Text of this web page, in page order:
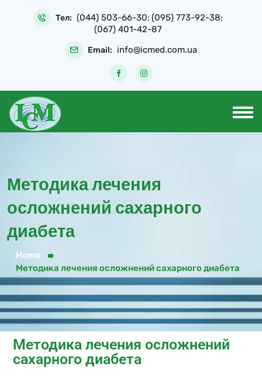
Тел: (044) 503-66-30; (095) 773-92-38;
(067) 401-42-87
Email: info@icmed.com.ua
Методика лечения
осложнений сахарного
диабета
Home
Методика лечения осложнений сахарного диабета
Методика лечения осложнений
сахарного диабета